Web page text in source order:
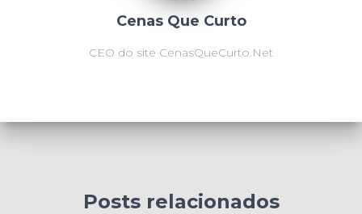
Cenas Que Curto
CEO do site CenasQueCurto.Net
Posts relacionados